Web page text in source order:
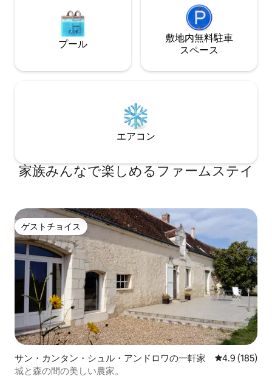
プール
敷地内無料駐⁠車
ス⁠ペ⁠ー⁠ス
エアコン
家族みんなで楽しめるファームステイ
ゲストチョイス
ゲストチョイス
サン・カンタン・シュル・アンドロワの一軒家 レビュー185
4.9 (185)
城と森の間の美しい農家。